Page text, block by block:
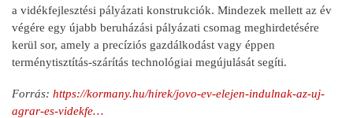
a vidékfejlesztési pályázati konstrukciók. Mindezek mellett az év
végére egy újabb beruházási pályázati csomag meghirdetésére
kerül sor, amely a precíziós gazdálkodást vagy éppen
terménytisztítás-szárítás technológiai megújulását segíti.
Forrás: https://kormany.hu/hirek/jovo-ev-elejen-indulnak-az-uj-
agrar-es-videkfe…